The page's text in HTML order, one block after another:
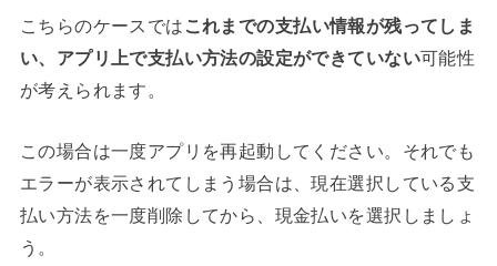
こちらのケースでは これまでの支払い情報が残ってしま
い、アプリ上で支払い方法の設定ができていない可能性
が考えられます。
この場合は一度アプリを再起動してください。それでも
エラーが表示されてしまう場合は、現在選択している支
払い方法を一度削除してから、現金払いを選択しましょ
う。